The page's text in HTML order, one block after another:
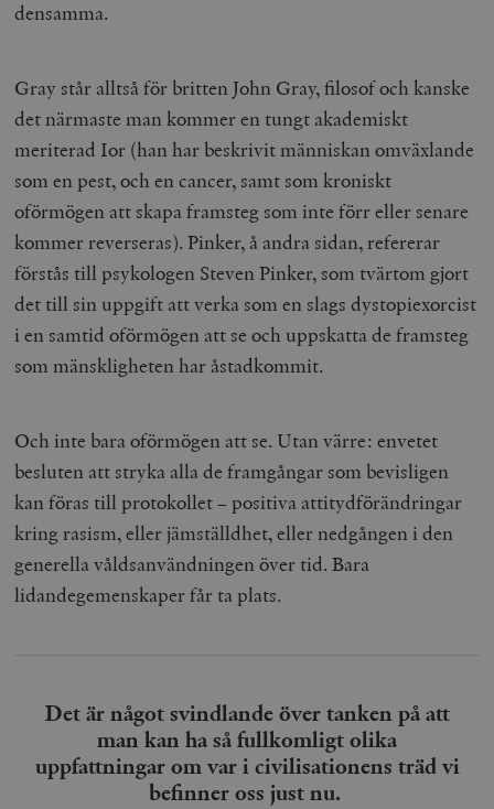
densamma.
Gray står alltså för britten John Gray, filosof och kanske
det närmaste man kommer en tungt akademiskt
meriterad Ior (han har beskrivit människan omväxlande
som en pest, och en cancer, samt som kroniskt
oförmögen att skapa framsteg som inte förr eller senare
kommer reverseras). Pinker, å andra sidan, refererar
förstås till psykologen Steven Pinker, som tvärtom gjort
det till sin uppgift att verka som en slags dystopiexorcist
i en samtid oförmögen att se och uppskatta de framsteg
som mänskligheten har åstadkommit.
Och inte bara oförmögen att se. Utan värre: envetet
besluten att stryka alla de framgångar som bevisligen
kan föras till protokollet – positiva attitydförändringar
kring rasism, eller jämställdhet, eller nedgången i den
generella våldsanvändningen över tid. Bara
lidandegemenskaper får ta plats.
Det är något svindlande över tanken på att
man kan ha så fullkomligt olika
uppfattningar om var i civilisationens träd vi
befinner oss just nu.